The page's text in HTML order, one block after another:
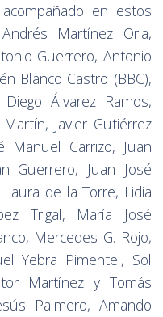
en estos
Martínez Oria,
Guerrero, Antonio
Blanco Castro (BBC),
Álvarez Ramos,
Javier Gutiérrez
Manuel Carrizo, Juan
Guerrero, Juan José
de la Torre, Lidia
Trigal, María José
Mercedes G. Rojo,
Yebra Pimentel, Sol
Martínez y Tomás
Palmero, Amando